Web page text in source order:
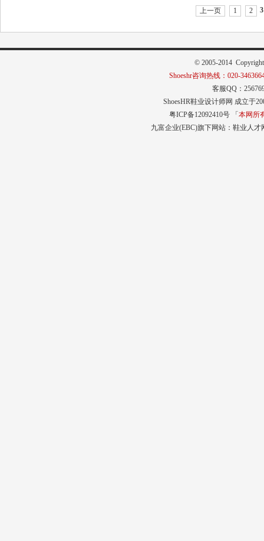
上一页 1 2 3
© 2005-2014
Shoeshr咨询热线：020-
客服QQ：
ShoesHR鞋业设计师网 成立于
粤ICP备12092410号 「 本网所
九富企业(EBC)旗下网站： 鞋业人才